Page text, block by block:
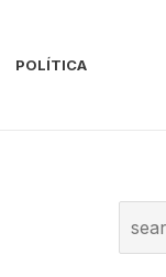
POLÍTICA